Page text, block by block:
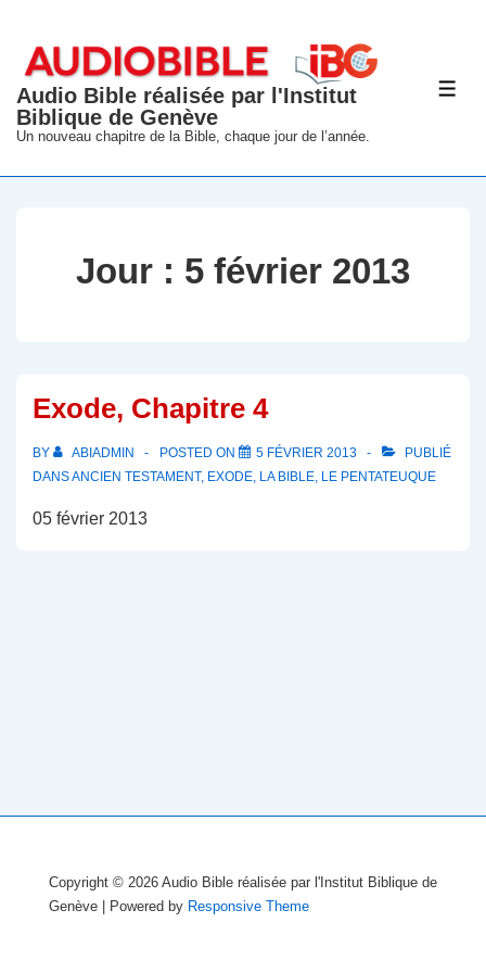
passer
contenu
principal
Audio Bible réalisée par l'Institut
Biblique de Genève
Un nouveau chapitre de la Bible, chaque jour de l’année.
Jour : 5 février 2013
Exode, Chapitre 4
BY ABIADMIN POSTED ON 5 FÉVRIER 2013
PUBLIÉ
DANSANCIEN TESTAMENT, EXODE, LA BIBLE, LE PENTATEUQUE
05 février 2013
Copyright © 2026 Audio Bible réalisée par l'Institut Biblique de
Genève
| Powered by Responsive Theme